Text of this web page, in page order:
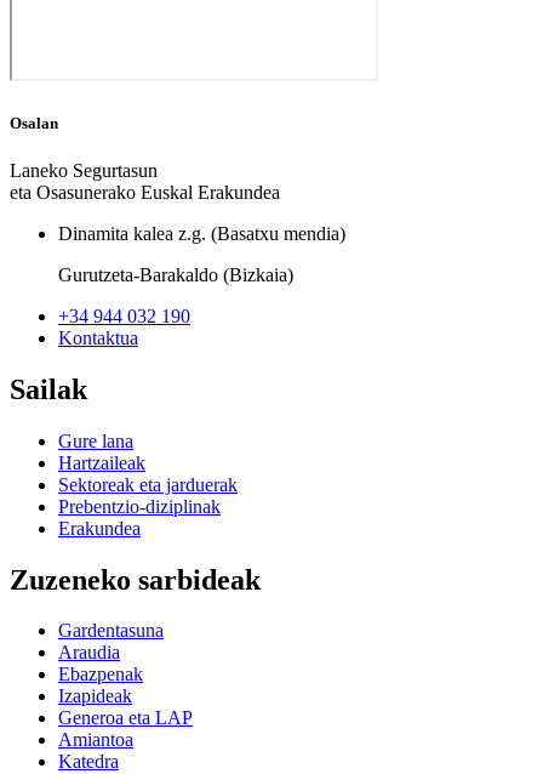
Osalan
Laneko Segurtasun
eta Osasunerako Euskal Erakundea
Dinamita kalea z.g. (Basatxu mendia)
Gurutzeta-Barakaldo (Bizkaia)
+34 944 032 190
Kontaktua
Sailak
Gure lana
Hartzaileak
Sektoreak eta jarduerak
Prebentzio-diziplinak
Erakundea
Zuzeneko sarbideak
Gardentasuna
Araudia
Ebazpenak
Izapideak
Generoa eta LAP
Amiantoa
Katedra